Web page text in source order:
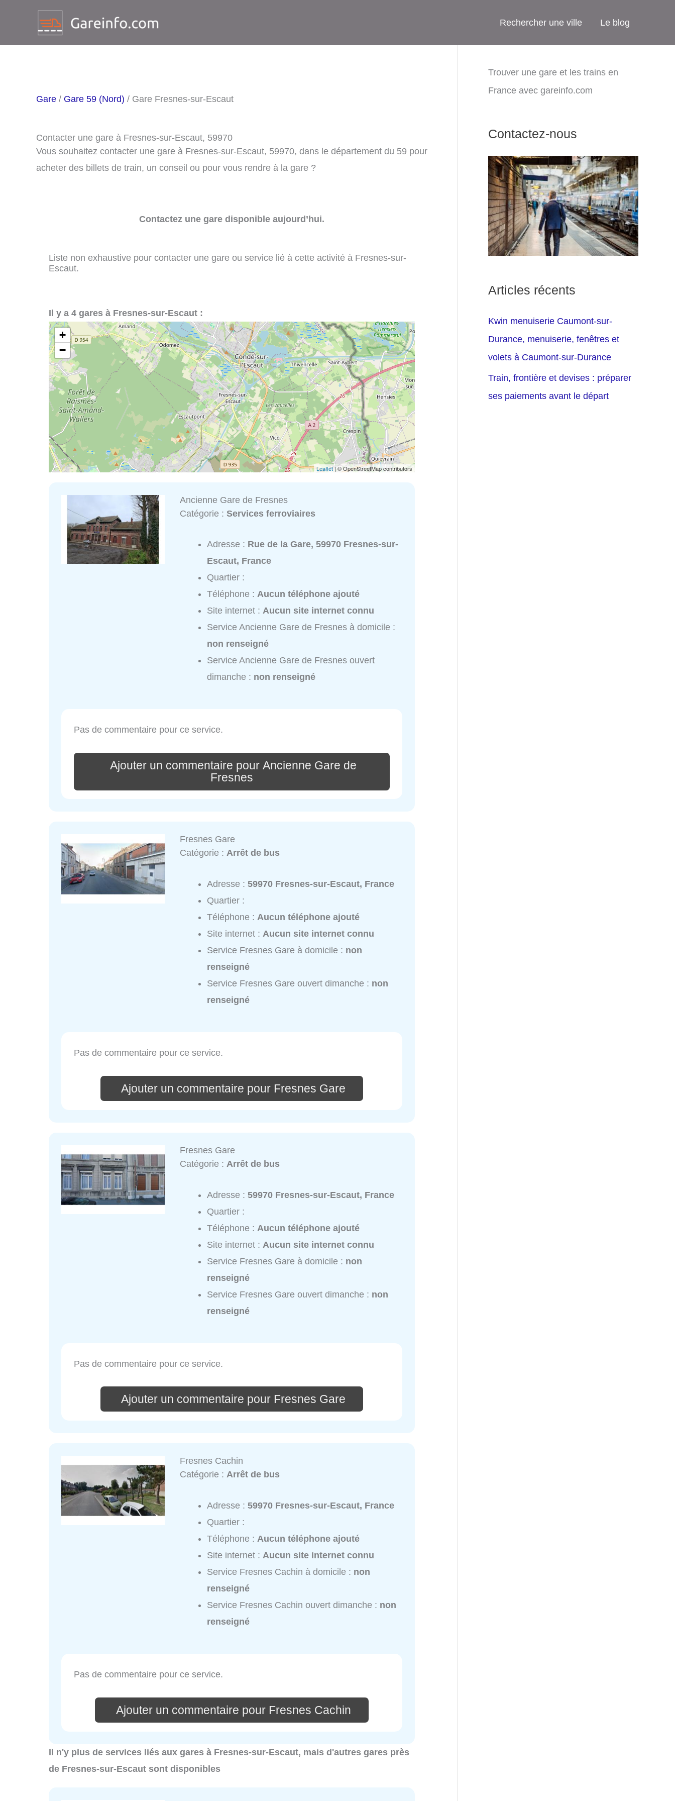
Rechercher une ville Le blog
Gare / Gare 59 (Nord) / Gare Fresnes-sur-Escaut
Contacter une gare à Fresnes-sur-Escaut, 59970
Vous souhaitez contacter une gare à Fresnes-sur-Escaut, 59970, dans le département du 59 pour
acheter des billets de train, un conseil ou pour vous rendre à la gare ?
Contactez une gare disponible aujourd’hui.
Liste non exhaustive pour contacter une gare ou service lié à cette activité à Fresnes-sur-
Escaut.
Il y a 4 gares à Fresnes-sur-Escaut :
+
−
Leaflet| © OpenStreetMap contributors
Ancienne Gare de Fresnes
Catégorie :Services ferroviaires
Adresse : Rue de la Gare, 59970 Fresnes-sur-
Escaut, France
Quartier :
Téléphone :Aucun téléphone ajouté
Site internet :Aucun site internet connu
Service Ancienne Gare de Fresnes à domicile :
non renseigné
Service Ancienne Gare de Fresnes ouvert
dimanche : non renseigné
Pas de commentaire pour ce service.
Ajouter un commentaire pour Ancienne Gare de
Fresnes
Fresnes Gare
Catégorie :Arrêt de bus
Adresse :59970 Fresnes-sur-Escaut, France
Quartier :
Téléphone :Aucun téléphone ajouté
Site internet :Aucun site internet connu
Service Fresnes Gare à domicile : non
renseigné
Service Fresnes Gare ouvert dimanche : non
renseigné
Pas de commentaire pour ce service.
Ajouter un commentaire pour Fresnes Gare
Fresnes Gare
Catégorie : Arrêt de bus
Adresse :59970 Fresnes-sur-Escaut, France
Quartier :
Téléphone : Aucun téléphone ajouté
Site internet : Aucun site internet connu
Service Fresnes Gare à domicile : non
renseigné
Service Fresnes Gare ouvert dimanche : non
renseigné
Pas de commentaire pour ce service.
Ajouter un commentaire pour Fresnes Gare
Fresnes Cachin
Catégorie :Arrêt de bus
Adresse :59970 Fresnes-sur-Escaut, France
Quartier :
Téléphone : Aucun téléphone ajouté
Site internet : Aucun site internet connu
Service Fresnes Cachin à domicile : non
renseigné
Service Fresnes Cachin ouvert dimanche : non
renseigné
Pas de commentaire pour ce service.
Ajouter un commentaire pour Fresnes Cachin
Il n'y plus de services liés aux gares à Fresnes-sur-Escaut, mais d'autres gares près
de Fresnes-sur-Escaut sont disponibles
Trouver une gare et les trains en
France avec gareinfo.com
Contactez-nous
Articles récents
Kwin menuiserie Caumont-sur-
Durance, menuiserie, fenêtres et
volets à Caumont-sur-Durance
Train, frontière et devises : préparer
ses paiements avant le départ